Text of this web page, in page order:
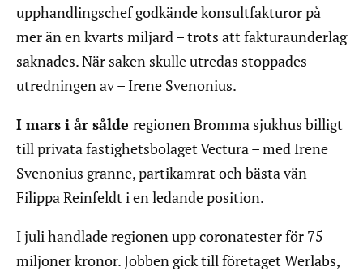
upphandlingschef godkände konsultfakturor på
mer än en kvarts miljard – trots att fakturaunderlag
saknades. När saken skulle utredas stoppades
utredningen av – Irene Svenonius.
I mars i år sålde regionen Bromma sjukhus billigt
till privata fastighetsbolaget Vectura – med Irene
Svenonius granne, partikamrat och bästa vän
Filippa Reinfeldt i en ledande position.
I juli handlade regionen upp coronatester för 75
miljoner kronor. Jobben gick till företaget Werlabs,